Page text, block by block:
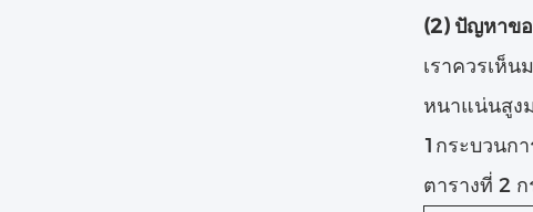
(2) ปัญหาข
เราควรเห็
หนาแน่นสูง
1กระบวนก
ตารางที่ 2